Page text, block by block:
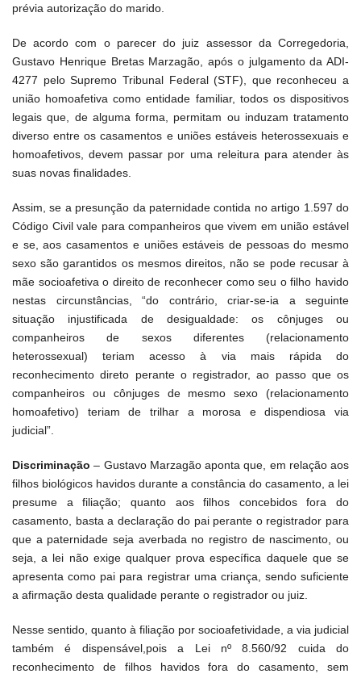
prévia autorização do marido.
De acordo com o parecer do juiz assessor da Corregedoria,
Gustavo Henrique Bretas Marzagão, após o julgamento da ADI-
4277 pelo Supremo Tribunal Federal (STF), que reconheceu a
união homoafetiva como entidade familiar, todos os dispositivos
legais que, de alguma forma, permitam ou induzam tratamento
diverso entre os casamentos e uniões estáveis heterossexuais e
homoafetivos, devem passar por uma releitura para atender às
suas novas finalidades.
Assim, se a presunção da paternidade contida no artigo 1.597 do
Código Civil vale para companheiros que vivem em união estável
e se, aos casamentos e uniões estáveis de pessoas do mesmo
sexo são garantidos os mesmos direitos, não se pode recusar à
mãe socioafetiva o direito de reconhecer como seu o filho havido
nestas circunstâncias, “do contrário, criar-se-ia a seguinte
situação injustificada de desigualdade: os cônjuges ou
companheiros de sexos diferentes (relacionamento
heterossexual) teriam acesso à via mais rápida do
reconhecimento direto perante o registrador, ao passo que os
companheiros ou cônjuges de mesmo sexo (relacionamento
homoafetivo) teriam de trilhar a morosa e dispendiosa via
judicial”.
Discriminação– Gustavo Marzagão aponta que, em relação aos
filhos biológicos havidos durante a constância do casamento, a lei
presume a filiação; quanto aos filhos concebidos fora do
casamento, basta a declaração do pai perante o registrador para
que a paternidade seja averbada no registro de nascimento, ou
seja, a lei não exige qualquer prova específica daquele que se
apresenta como pai para registrar uma criança, sendo suficiente
a afirmação desta qualidade perante o registrador ou juiz.
Nesse sentido, quanto à filiação por socioafetividade, a via judicial
também é dispensável,pois a Lei nº 8.560/92 cuida do
reconhecimento de filhos havidos fora do casamento, sem